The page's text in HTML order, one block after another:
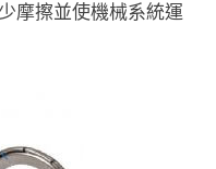
摩擦並使機械系統運